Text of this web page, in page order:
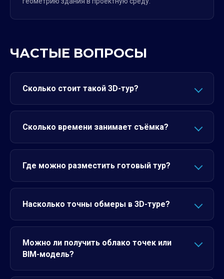
ЧАСТЫЕ ВОПРОСЫ
Сколько стоит такой 3D-тур?
Сколько времени занимает съёмка?
Где можно разместить готовый тур?
Насколько точны обмеры в 3D-туре?
Можно ли получить облако точек или
BIM-модель?